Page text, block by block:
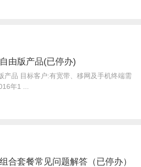
由版产品(已停办)
产品 目标客户:有宽带、移网及手机终端需
年1 ...
合套餐常见问题解答（已停办）